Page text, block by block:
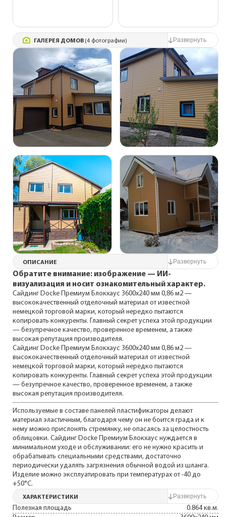
ГАЛЕРЕЯ ДОМОВ (4 фотографии)
ОПИСАНИЕ
Обратите внимание: изображение — ИИ-
визуализация и носит ознакомительный характер.
Сайдинг Docke Премиум Блокхаус 3600х240 мм 0,86 м2 —
высококачественный отделочный материал от известной
немецкой торговой марки, который нередко пытаются
копировать конкуренты. Главный секрет успеха этой продукции
— безупречное качество, проверенное временем, а также
высокая репутация производителя.
Сайдинг Docke Премиум Блокхаус 3600х240 мм 0,86 м2 —
высококачественный отделочный материал от известной
немецкой торговой марки, который нередко пытаются
копировать конкуренты. Главный секрет успеха этой продукции
— безупречное качество, проверенное временем, а также
высокая репутация производителя.
Используемые в составе панелей пластификаторы делают
материал эластичным, благодаря чему он не боится града и к
нему можно прислонять стремянку, не опасаясь за целостность
облицовки. Сайдинг Docke Премиум Блокхаус нуждается в
минимальном уходе и обслуживании: его не нужно красить и
обрабатывать специальными средствами, достаточно
периодически удалять загрязнения обычной водой из шланга.
Изделие можно эксплуатировать при температурах от -40 до
+50°С.
ХАРАКТЕРИСТИКИ
Полезная площадь
0.864 кв.м.